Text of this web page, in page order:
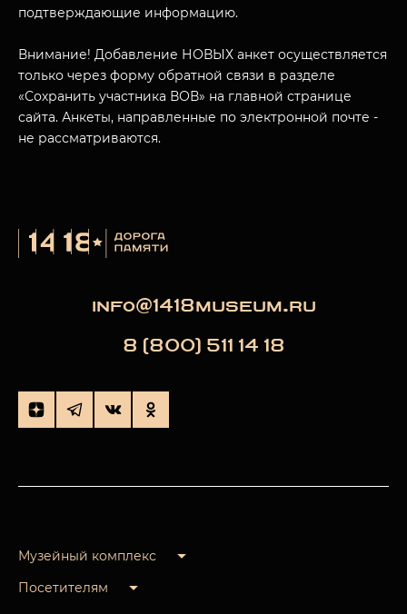
О НАС
НАЗАД
подтверждающие информацию.
Внимание! Добавление НОВЫХ анкет осуществляется
только через форму обратной связи в разделе
«Сохранить участника ВОВ» на главной странице
сайта. Анкеты, направленные по электронной почте -
не рассматриваются.
info@1418museum.ru
8 (800) 511 14 18
Музейный комплекс
Посетителям